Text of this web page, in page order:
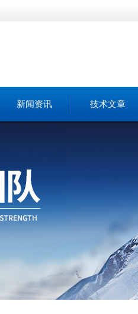
新闻资讯 技术文章